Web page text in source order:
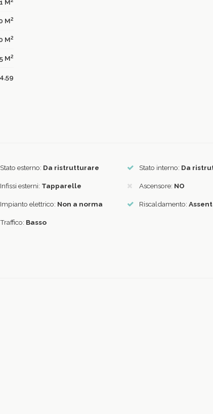
M
M2
M2
M2
Stato esterno: Da ristrutturare Stato interno: Da
Infissi esterni: Tapparelle Ascensore: NO
Impianto elettrico: Non a norma Riscaldamento:
Traffico: Basso